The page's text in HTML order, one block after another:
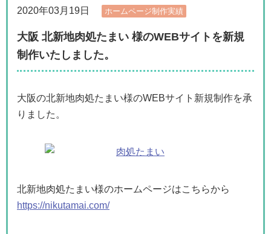
2020年03月19日 ホームページ制作実績
大阪 北新地肉処たまい 様のWEBサイトを新規
制作いたしました。
大阪の北新地肉処たまい様のWEBサイト新規制作を承
りました。
北新地肉処たまい様のホームページはこちらから
https://nikutamai.com/